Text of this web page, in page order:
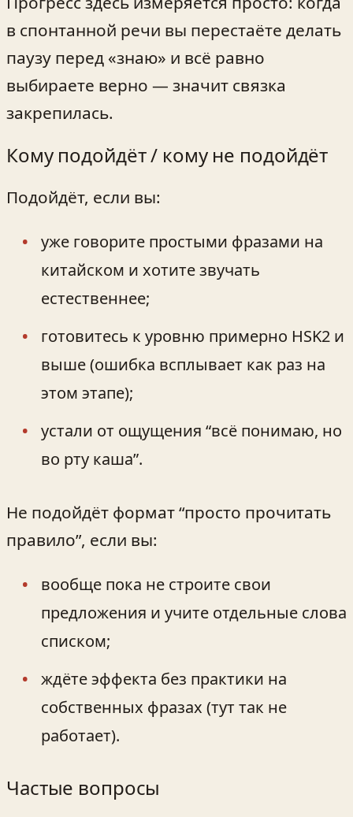
в спонтанной речи вы перестаёте делать
паузу перед «знаю» и всё равно
выбираете верно — значит связка
закрепилась.
Кому подойдёт / кому не подойдёт
Подойдёт, если вы:
уже говорите простыми фразами на
китайском и хотите звучать
естественнее;
готовитесь к уровню примерно HSK2 и
выше (ошибка всплывает как раз на
этом этапе);
устали от ощущения “всё понимаю, но
во рту каша”.
Не подойдёт формат “просто прочитать
правило”, если вы:
вообще пока не строите свои
предложения и учите отдельные слова
списком;
ждёте эффекта без практики на
собственных фразах (тут так не
работает).
Частые вопросы